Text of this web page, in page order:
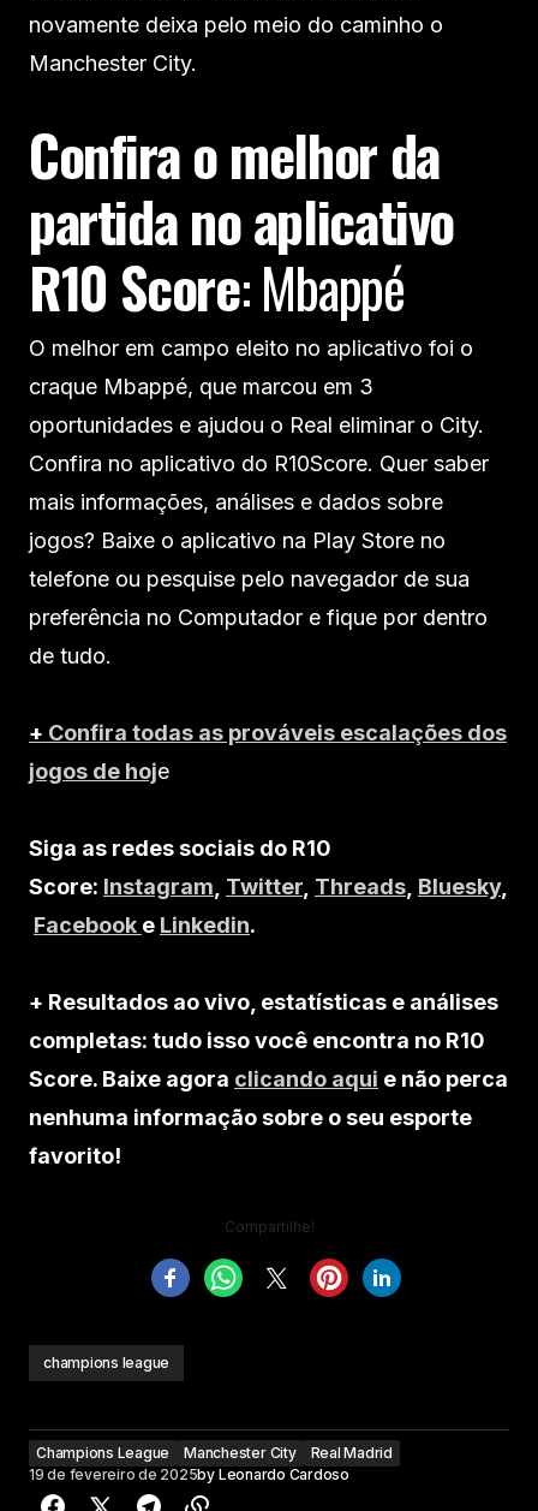
novamente deixa pelo meio do caminho o
Manchester City.
Confira o melhor da
partida no aplicativo
R10 Score: Mbappé
O melhor em campo eleito no aplicativo foi o
craque Mbappé, que marcou em 3
oportunidades e ajudou o Real eliminar o City.
Confira no aplicativo do R10Score. Quer saber
mais informações, análises e dados sobre
jogos? Baixe o aplicativo na Play Store no
telefone ou pesquise pelo navegador de sua
preferência no Computador e fique por dentro
de tudo.
+ Confira todas as prováveis escalações dos
jogos de hoje
Siga as redes sociais do R10
Score: Instagram Twitter Threads Bluesky,
Facebook e Linkedin.
+ Resultados ao vivo, estatísticas e análises
completas: tudo isso você encontra no R10
Score. Baixe agora clicando aqui e não perca
nenhuma informação sobre o seu esporte
favorito!
Compartilhe!
champions league
Champions League Manchester City
Real Madrid
19 de fevereiro de 2025by Leonardo Cardoso